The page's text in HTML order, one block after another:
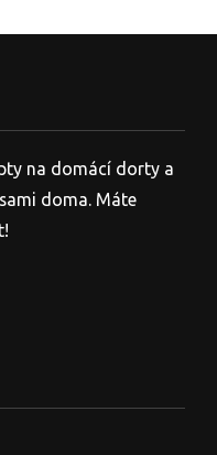
na domácí dorty a
doma. Máte